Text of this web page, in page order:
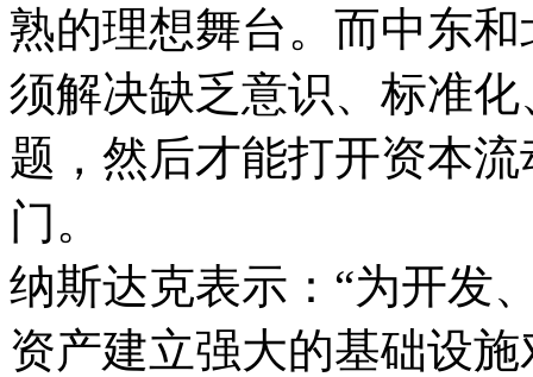
熟的理想舞台。而中东
须解决缺乏意识、标准
题，然后才能打开资本
门。
纳斯达克表示：“为开发
资产建立强大的基础设